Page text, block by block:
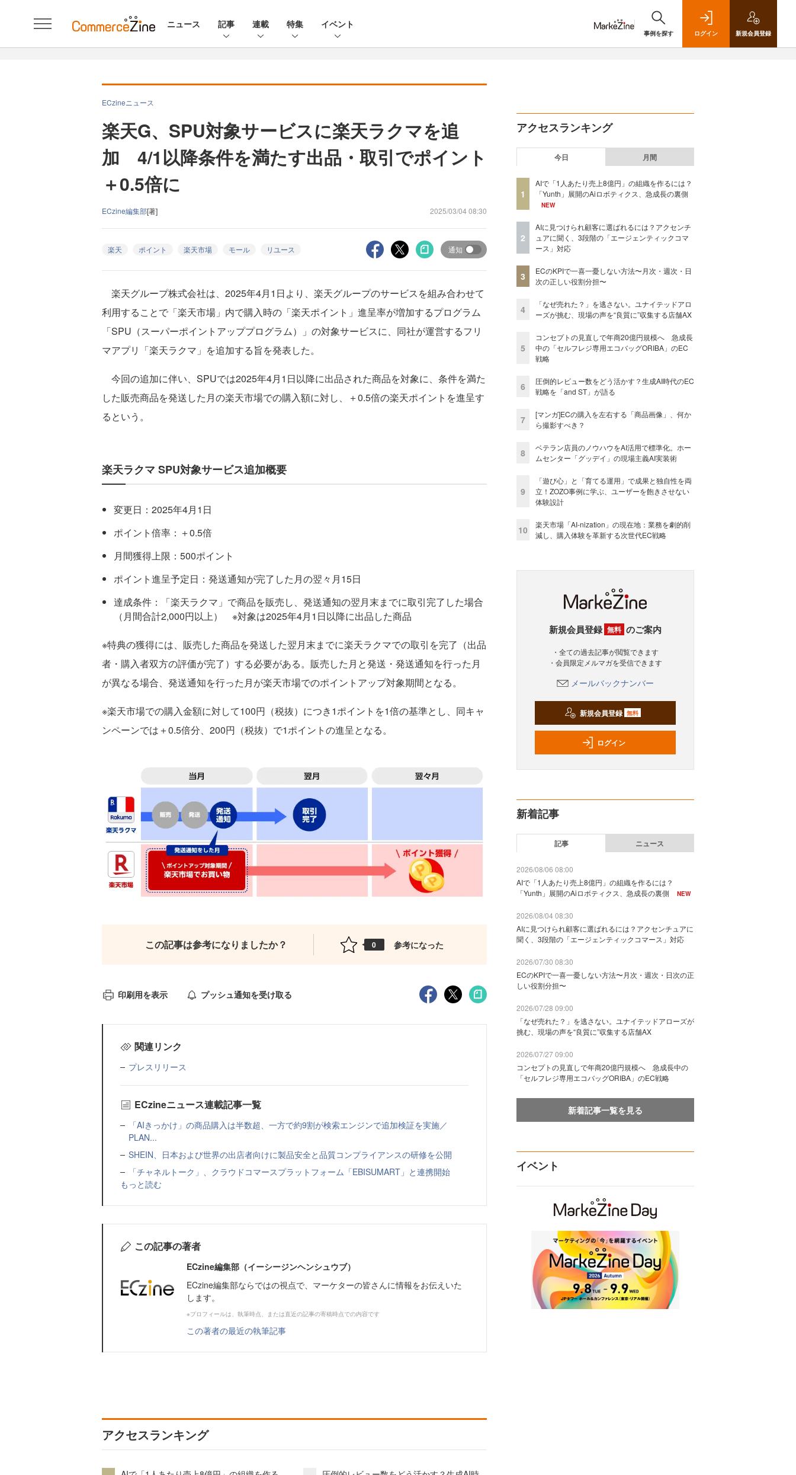
ニュース 記事 連載 特集 イベント
事例を探す ログイン 新規会員登録
ECzineニュース
楽天G、SPU対象サービスに楽天ラクマを追
加 4/1以降条件を満たす出品・取引でポイント
＋0.5倍に
ECzine編集部[著] 2025/03/04 08:30
楽天 ポイント 楽天市場 モール リユース 通知
楽天グループ株式会社は、2025年4月1日より、楽天グループのサービスを組み合わせて
利用することで「楽天市場」内で購入時の「楽天ポイント」進呈率が増加するプログラム
「SPU（スーパーポイントアッププログラム）」の対象サービスに、同社が運営するフリ
マアプリ「楽天ラクマ」を追加する旨を発表した。
今回の追加に伴い、SPUでは2025年4月1日以降に出品された商品を対象に、条件を満た
した販売商品を発送した月の楽天市場での購入額に対し、＋0.5倍の楽天ポイントを進呈す
るという。
楽天ラクマ SPU対象サービス追加概要
変更日：2025年4月1日
ポイント倍率：＋0.5倍
月間獲得上限：500ポイント
ポイント進呈予定日：発送通知が完了した月の翌々月15日
達成条件：「楽天ラクマ」で商品を販売し、発送通知の翌月末までに取引完了した場合
（月間合計2,000円以上） ※対象は2025年4月1日以降に出品した商品
※特典の獲得には、販売した商品を発送した翌月末までに楽天ラクマでの取引を完了（出品
者・購入者双方の評価が完了）する必要がある。販売した月と発送・発送通知を行った月
が異なる場合、発送通知を行った月が楽天市場でのポイントアップ対象期間となる。
※楽天市場での購入金額に対して100円（税抜）につき1ポイントを1倍の基準とし、同キャ
ンペーンでは＋0.5倍分、200円（税抜）で1ポイントの進呈となる。
この記事は参考になりましたか？ 0 参考になった
印刷用を表示 プッシュ通知を受け取る
関連リンク
プレスリリース
ECzineニュース連載記事一覧
「AIきっかけ」の商品購入は半数超、一方で約9割が検索エンジンで追加検証を実施／
PLAN...
SHEIN、日本および世界の出店者向けに製品安全と品質コンプライアンスの研修を公開
「チャネルトーク」、クラウドコマースプラットフォーム「EBISUMART」と連携開始
もっと読む
この記事の著者
ECzine編集部（イーシージンヘンシュウブ）
ECzine編集部ならではの視点で、マーケターの皆さんに情報をお伝えいた
します。
※プロフィールは、執筆時点、または直近の記事の寄稿時点での内容です
この著者の最近の執筆記事
アクセスランキング
アクセスランキング
今日 月間
1
AIで「1人あたり売上8億円」の組織を作るには？
「Yunth」展開のAiロボティクス、急成長の裏側
NEW
2
AIに見つけられ顧客に選ばれるには？アクセンチ
ュアに聞く、3段階の「エージェンティックコマ
ース」対応
3
ECのKPIで一喜一憂しない方法〜月次・週次・日
次の正しい役割分担〜
4
「なぜ売れた？」を逃さない。ユナイテッドアロ
ーズが挑む、現場の声を“良質に”収集する店舗AX
5
コンセプトの見直しで年商20億円規模へ 急成長
中の「セルフレジ専用エコバッグORIBA」のEC
戦略
6
圧倒的レビュー数をどう活かす？生成AI時代のEC
戦略を「and ST」が語る
7
[マンガ]ECの購入を左右する「商品画像」、何か
ら撮影すべき？
8
ベテラン店員のノウハウをAI活用で標準化。ホー
ムセンター「グッデイ」の現場主義AI実装術
9
「遊び心」と「育てる運用」で成果と独自性を両
立！ZOZO事例に学ぶ、ユーザーを飽きさせない
体験設計
10
楽天市場「AI-nization」の現在地：業務を劇的削
減し、購入体験を革新する次世代EC戦略
新規会員登録 無料 のご案内
・全ての過去記事が閲覧できます
・会員限定メルマガを受信できます
メールバックナンバー
新規会員登録 無料
ログイン
新着記事
記事 ニュース
2026/08/06 08:00
AIで「1人あたり売上8億円」の組織を作るには？
「Yunth」展開のAiロボティクス、急成長の裏側
NEW
2026/08/04 08:30
AIに見つけられ顧客に選ばれるには？アクセンチュアに
聞く、3段階の「エージェンティックコマース」対応
2026/07/30 08:30
ECのKPIで一喜一憂しない方法〜月次・週次・日次の正
しい役割分担〜
2026/07/28 09:00
「なぜ売れた？」を逃さない。ユナイテッドアローズが
挑む、現場の声を“良質に”収集する店舗AX
2026/07/27 09:00
コンセプトの見直しで年商20億円規模へ 急成長中の
「セルフレジ専用エコバッグORIBA」のEC戦略
新着記事一覧を見る
イベント